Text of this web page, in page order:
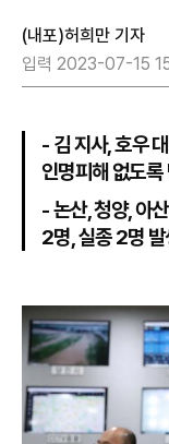
(내포)허희만 기자
입력 2023-07-15
- 김 지사, 호우
인명피해 없도록
- 논산, 청양, 아
2명, 실종 2명